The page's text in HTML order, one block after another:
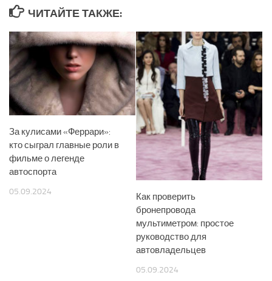
ЧИТАЙТЕ ТАКЖЕ:
За кулисами «Феррари»:
кто сыграл главные роли в
фильме о легенде
автоспорта
05.09.2024
Как проверить
бронепровода
мультиметром: простое
руководство для
автовладельцев
05.09.2024